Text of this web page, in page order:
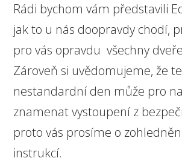
Rádi bychom vám představili
jak to u nás doopravdy chodí,
pro vás opravdu všechny
Zároveň si uvědomujeme, že
nestandardní den může pro
znamenat vystoupení z
proto vás prosíme o
instrukcí.